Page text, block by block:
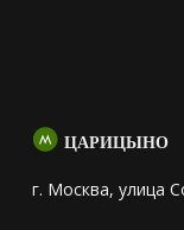
ЦАРИЦЫНО
г. Москва, улица